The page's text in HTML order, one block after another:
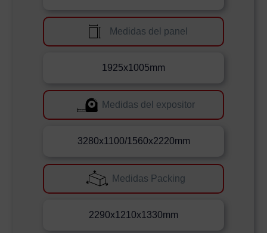
Medidas del panel
1925x1005mm
Medidas del expositor
3280x1100/1560x2220mm
Medidas Packing
2290x1210x1330mm